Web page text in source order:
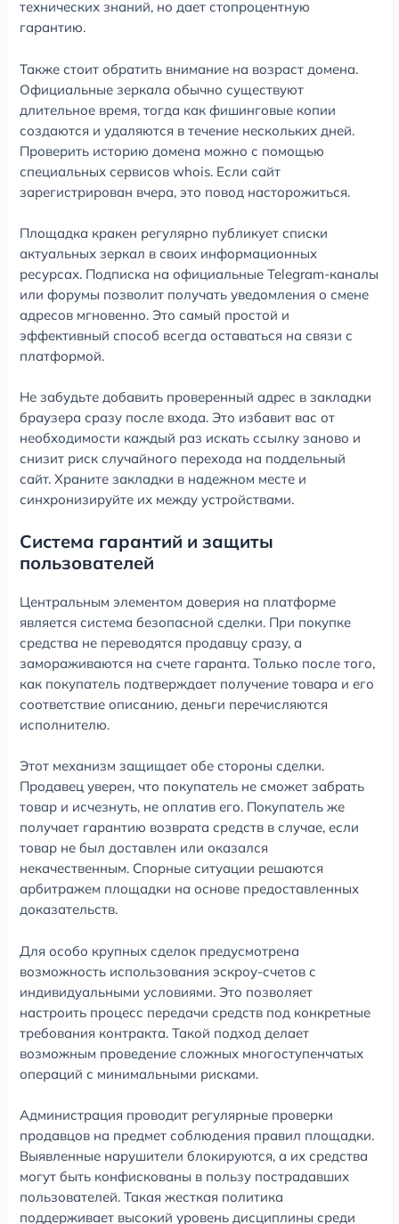
технических знаний, но дает стопроцентную
гарантию.
Также стоит обратить внимание на возраст домена.
Официальные зеркала обычно существуют
длительное время, тогда как фишинговые копии
создаются и удаляются в течение нескольких дней.
Проверить историю домена можно с помощью
специальных сервисов whois. Если сайт
зарегистрирован вчера, это повод насторожиться.
Площадка кракен регулярно публикует списки
актуальных зеркал в своих информационных
ресурсах. Подписка на официальные Telegram-каналы
или форумы позволит получать уведомления о смене
адресов мгновенно. Это самый простой и
эффективный способ всегда оставаться на связи с
платформой.
Не забудьте добавить проверенный адрес в закладки
браузера сразу после входа. Это избавит вас от
необходимости каждый раз искать ссылку заново и
снизит риск случайного перехода на поддельный
сайт. Храните закладки в надежном месте и
синхронизируйте их между устройствами.
Система гарантий и защиты
пользователей
Центральным элементом доверия на платформе
является система безопасной сделки. При покупке
средства не переводятся продавцу сразу, а
замораживаются на счете гаранта. Только после того,
как покупатель подтверждает получение товара и его
соответствие описанию, деньги перечисляются
исполнителю.
Этот механизм защищает обе стороны сделки.
Продавец уверен, что покупатель не сможет забрать
товар и исчезнуть, не оплатив его. Покупатель же
получает гарантию возврата средств в случае, если
товар не был доставлен или оказался
некачественным. Спорные ситуации решаются
арбитражем площадки на основе предоставленных
доказательств.
Для особо крупных сделок предусмотрена
возможность использования эскроу-счетов с
индивидуальными условиями. Это позволяет
настроить процесс передачи средств под конкретные
требования контракта. Такой подход делает
возможным проведение сложных многоступенчатых
операций с минимальными рисками.
Администрация проводит регулярные проверки
продавцов на предмет соблюдения правил площадки.
Выявленные нарушители блокируются, а их средства
могут быть конфискованы в пользу пострадавших
пользователей. Такая жесткая политика
поддерживает высокий уровень дисциплины среди